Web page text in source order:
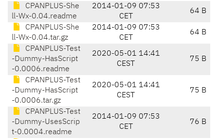
CPANPLUS-She
ll-Wx-0.04.readme
2014-01-09 07:53
CET
64 B
CPANPLUS-She
ll-Wx-0.04.tar.gz
2014-01-09 07:53
CET
64 B
CPANPLUS-Test
-Dummy-HasScript
-0.0006.readme
2020-05-01 14:41
CEST
75 B
CPANPLUS-Test
-Dummy-HasScript
-0.0006.tar.gz
2020-05-01 14:41
CEST
75 B
CPANPLUS-Test
-Dummy-UsesScrip
t-0.0004.readme
2014-01-09 07:53
CET
76 B